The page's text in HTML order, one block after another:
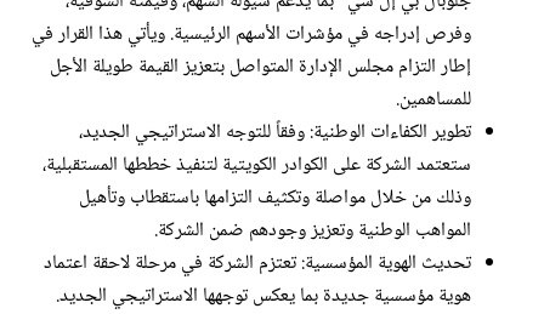
وفرص إدراجه في مؤشرات الأسهم الرئيسية. ويأتي هذا القرار في
إطار التزام مجلس الإدارة المتواصل بتعزيز القيمة طويلة الأجل
للمساهمين.
تطوير الكفاءات الوطنية: وفقاً للتوجه الاستراتيجي الجديد،
ستعتمد الشركة على الكوادر الكويتية لتنفيذ خططها المستقبلية،
وذلك من خلال مواصلة وتكثيف التزامها باستقطاب وتأهيل
المواهب الوطنية وتعزيز وجودهم ضمن الشركة.
تحديث الهوية المؤسسية: تعتزم الشركة في مرحلة لاحقة اعتماد
هوية مؤسسية جديدة بما يعكس توجهها الاستراتيجي الجديد.